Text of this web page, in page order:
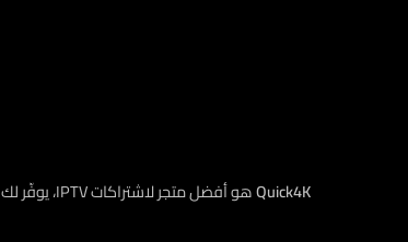
Quick4K